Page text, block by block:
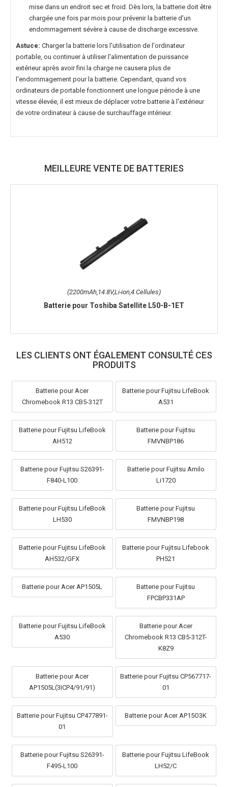
mise dans un endroit sec et froid. Dès lors, la batterie doit être
chargée une fois par mois pour prévenir la batterie d'un
endommagement sévère à cause de discharge excessive.
Astuce: Charger la batterie lors l'utilisation de l'ordinateur
portable, ou continuer à utiliser l'alimentation de puissance
extérieur après avoir fini la charge ne causera plus de
l'endommagement pour la batterie. Cependant, quand vos
ordinateurs de portable fonctionnent une longue période à une
vitesse élevée, il est mieux de déplacer votre batterie à l'extérieur
de votre ordinateur à cause de surchauffage intérieur.
MEILLEURE VENTE DE BATTERIES
(2200mAh,14.8V,Li-ion,4 Cellules)
Batterie pour Toshiba Satellite L50-B-1ET
LES CLIENTS ONT ÉGALEMENT CONSULTÉ CES
PRODUITS
Batterie pour Acer
Chromebook R13 CB5-312T
Batterie pour Fujitsu LifeBook
A531
Batterie pour Fujitsu LifeBook
AH512
Batterie pour Fujitsu
FMVNBP186
Batterie pour Fujitsu S26391-
F840-L100
Batterie pour Fujitsu Amilo
Li1720
Batterie pour Fujitsu LifeBook
LH530
Batterie pour Fujitsu
FMVNBP198
Batterie pour Fujitsu LifeBook
AH532/GFX
Batterie pour Fujitsu Lifebook
PH521
Batterie pour Acer AP1505L
Batterie pour Fujitsu
FPCBP331AP
Batterie pour Fujitsu LifeBook
A530
Batterie pour Acer
Chromebook R13 CB5-312T-
K8Z9
Batterie pour Acer
AP1505L(3ICP4/91/91)
Batterie pour Fujitsu CP567717-
01
Batterie pour Fujitsu CP477891-
01
Batterie pour Acer AP15O3K
Batterie pour Fujitsu S26391-
F495-L100
Batterie pour Fujitsu LifeBook
LH52/C